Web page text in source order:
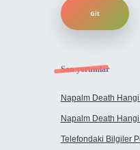
Son yorumlar
Napalm Death
Napalm Death
Telefondaki Bilgiler